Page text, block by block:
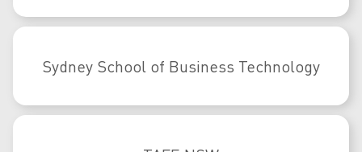
Sydney School of Business Technology